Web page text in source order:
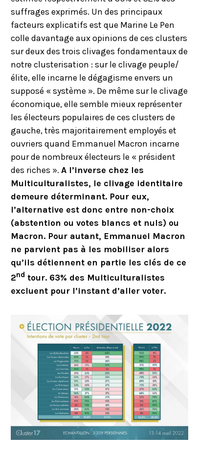
suffrages exprimés. Un des principaux
facteurs explicatifs est que Marine Le Pen
colle davantage aux opinions de ces clusters
sur deux des trois clivages fondamentaux de
notre clusterisation : sur le clivage peuple/
élite, elle incarne le dégagisme envers un
supposé « système ». De même sur le clivage
économique, elle semble mieux représenter
les électeurs populaires de ces clusters de
gauche, très majoritairement employés et
ouvriers quand Emmanuel Macron incarne
pour de nombreux électeurs le « président
des riches ».A l’inverse chez les
Multiculturalistes, le clivage identitaire
demeure déterminant. Pour eux,
l’alternative est donc entre non-choix
(abstention ou votes blancs et nuls) ou
Macron. Pour autant, Emmanuel Macron
ne parvient pas à les mobiliser alors
qu’ils détiennent en partie les clés de ce
2nd tour. 63% des Multiculturalistes
excluent pour l’instant d’aller voter.